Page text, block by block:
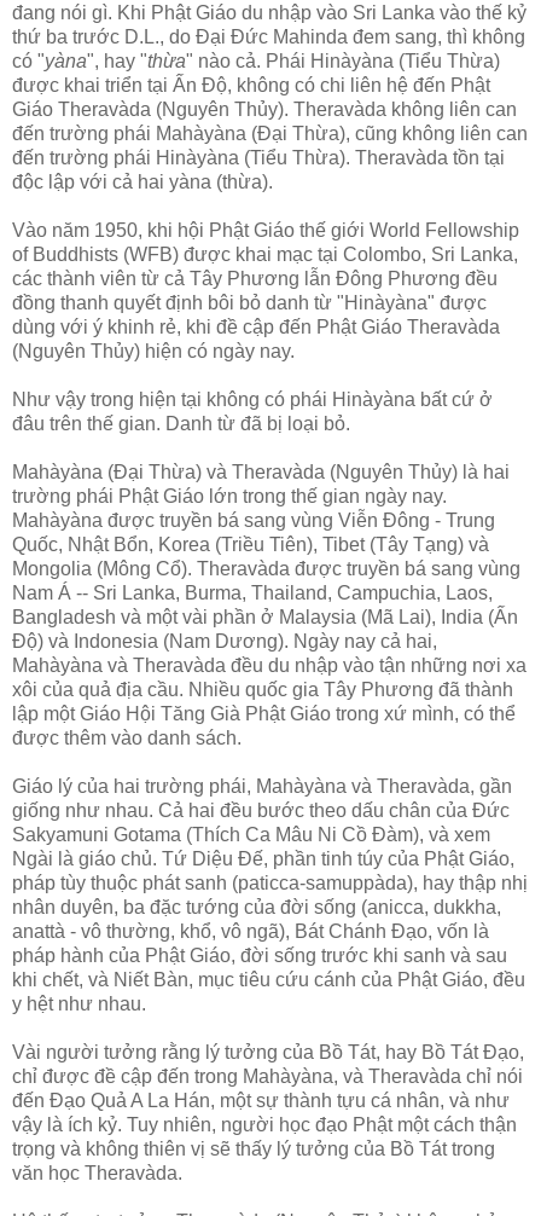
đang nói gì. Khi Phật Giáo du nhập vào Sri Lanka vào thế kỷ
thứ ba trước D.L., do Ðại Ðức Mahinda đem sang, thì không
có "yàna", hay "thừa" nào cả. Phái Hinàyàna (Tiểu Thừa)
được khai triển tại Ấn Ðộ, không có chi liên hệ đến Phật
Giáo Theravàda (Nguyên Thủy). Theravàda không liên can
đến trường phái Mahàyàna (Ðại Thừa), cũng không liên can
đến trường phái Hinàyàna (Tiểu Thừa). Theravàda tồn tại
độc lập với cả hai yàna (thừa).
Vào năm 1950, khi hội Phật Giáo thế giới World Fellowship
of Buddhists (WFB) được khai mạc tại Colombo, Sri Lanka,
các thành viên từ cả Tây Phương lẫn Ðông Phương đều
đồng thanh quyết định bôi bỏ danh từ "Hinàyàna" được
dùng với ý khinh rẻ, khi đề cập đến Phật Giáo Theravàda
(Nguyên Thủy) hiện có ngày nay.
Như vậy trong hiện tại không có phái Hinàyàna bất cứ ở
đâu trên thế gian. Danh từ đã bị loại bỏ.
Mahàyàna (Ðại Thừa) và Theravàda (Nguyên Thủy) là hai
trường phái Phật Giáo lớn trong thế gian ngày nay.
Mahàyàna được truyền bá sang vùng Viễn Ðông - Trung
Quốc, Nhật Bổn, Korea (Triều Tiên), Tibet (Tây Tạng) và
Mongolia (Mông Cổ). Theravàda được truyền bá sang vùng
Nam Á -- Sri Lanka, Burma, Thailand, Campuchia, Laos,
Bangladesh và một vài phần ở Malaysia (Mã Lai), India (Ấn
Ðộ) và Indonesia (Nam Dương). Ngày nay cả hai,
Mahàyàna và Theravàda đều du nhập vào tận những nơi xa
xôi của quả địa cầu. Nhiều quốc gia Tây Phương đã thành
lập một Giáo Hội Tăng Già Phật Giáo trong xứ mình, có thể
được thêm vào danh sách.
Giáo lý của hai trường phái, Mahàyàna và Theravàda, gần
giống như nhau. Cả hai đều bước theo dấu chân của Ðức
Sakyamuni Gotama (Thích Ca Mâu Ni Cồ Ðàm), và xem
Ngài là giáo chủ. Tứ Diệu Ðế, phần tinh túy của Phật Giáo,
pháp tùy thuộc phát sanh (paticca-samuppàda), hay thập nhị
nhân duyên, ba đặc tướng của đời sống (anicca, dukkha,
anattà - vô thường, khổ, vô ngã), Bát Chánh Ðạo, vốn là
pháp hành của Phật Giáo, đời sống trước khi sanh và sau
khi chết, và Niết Bàn, mục tiêu cứu cánh của Phật Giáo, đều
y hệt như nhau.
Vài người tưởng rằng lý tưởng của Bồ Tát, hay Bồ Tát Ðạo,
chỉ được đề cập đến trong Mahàyàna, và Theravàda chỉ nói
đến Ðạo Quả A La Hán, một sự thành tựu cá nhân, và như
vậy là ích kỷ. Tuy nhiên, người học đạo Phật một cách thận
trọng và không thiên vị sẽ thấy lý tưởng của Bồ Tát trong
văn học Theravàda.